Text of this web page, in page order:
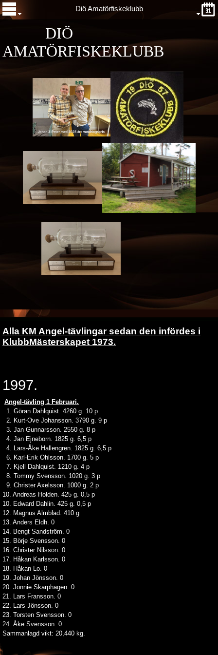
DIÖ
AMATÖRFISKEKLUBB
Diö Amatörfiskeklubb
Alla KM Angel-tävlingar sedan den infördes i
KlubbMästerskapet 1973.
1997.
Angel-tävling 1 Februari.
1. Göran Dahlquist. 4260 g. 10 p
2. Kurt-Ove Johansson. 3790 g. 9 p
3. Jan Gunnarsson. 2550 g. 8 p
4. Jan Ejneborn. 1825 g. 6,5 p
4. Lars-Åke Hallengren. 1825 g. 6,5 p
6. Karl-Erik Ohlsson. 1700 g. 5 p
7. Kjell Dahlquist. 1210 g. 4 p
8. Tommy Svensson. 1020 g. 3 p
9. Christer Axelsson. 1000 g. 2 p
10. Andreas Holden. 425 g. 0,5 p
10. Edward Dahlin. 425 g. 0,5 p
12. Magnus Almblad. 410 g
13. Anders Eldh. 0
14. Bengt Sandström. 0
15. Börje Svensson. 0
16. Christer Nilsson. 0
17. Håkan Karlsson. 0
18. Håkan Lo. 0
19. Johan Jönsson. 0
20. Jonnie Skarphagen. 0
21. Lars Fransson. 0
22. Lars Jönsson. 0
23. Torsten Svensson. 0
24. Åke Svensson. 0
Sammanlagd vikt: 20,440 kg.